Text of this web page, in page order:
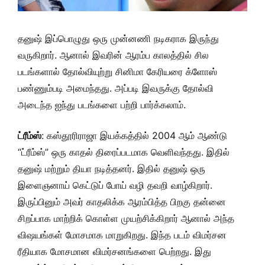
தனுஷ் இப்பொழுது ஒரு முன்னணி நடிகராக இருந்து
வருகிறார். ஆனால் இவரின் ஆரம்ப காலத்தில் சில
படங்களால் தோல்வியுற்று சினிமா கேரியரை க்ளோஸ்
பண்ணும்படி அமைந்தது. அப்படி இவருக்கு தோல்வி
அடைந்த ஐந்து படங்களை பற்றி பார்க்கலாம்.
ட்ரீம்ஸ்: கஸ்தூரிராஜா இயக்கத்தில் 2004 ஆம் ஆண்டு
“ட்ரீம்ஸ்” ஒரு காதல் திரைப்படமாக வெளிவந்தது. இதில்
தனுஷ் மற்றும் தியா நடித்தனர். இதில் தனுஷ் ஒரு
இளைஞனாய் கெட்டுப் போய் வழி தவறி வாழ்கிறார்.
இருப்பினும் அவர் காதலிக்க ஆரம்பித்த பிறகு தன்னை
சிறப்பாக மாற்றிக் கொள்ள முயற்சிக்கிறார் ஆனால் அந்த
விஷயங்கள் மோசமாக மாறுகிறது. இந்த படம் விமர்சன
ரீதியாக மோசமான விமர்சனங்களை பெற்றது. இது